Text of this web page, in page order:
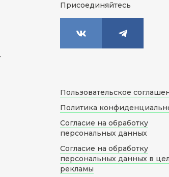
Присоединяйтесь
Пользовательское
Политика
Согласие на обработку
персональных данных
Согласие на обработку
персональных данных в
рекламы